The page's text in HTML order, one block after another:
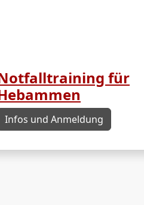
für
Infos und Anmeldung